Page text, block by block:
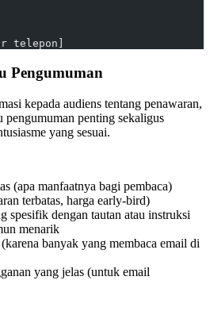
telepon]
Pengumuman
kepada audiens tentang penawaran,
pengumuman penting sekaligus
yang sesuai.
(apa manfaatnya bagi pembaca)
terbatas, harga early-bird)
spesifik dengan tautan atau instruksi
menarik
banyak yang membaca email di
yang jelas (untuk email